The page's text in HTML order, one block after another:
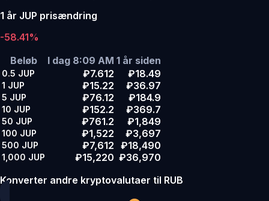
1 år JUP prisændring
-58.41%
Beløb
I dag 8:09 AM 1 år siden
0.5 JUP ₽7.612 ₽18.49
1 JUP ₽15.22 ₽36.97
5 JUP ₽76.12 ₽184.9
10 JUP ₽152.2 ₽369.7
50 JUP ₽761.2 ₽1,849
100 JUP ₽1,522 ₽3,697
500 JUP ₽7,612 ₽18,490
1,000 JUP ₽15,220 ₽36,970
Konverter andre kryptovalutaer til RUB